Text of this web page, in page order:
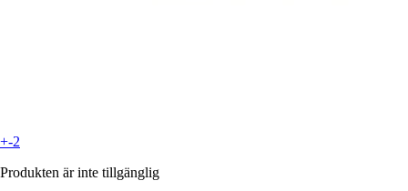
+-2
Produkten är inte tillgänglig